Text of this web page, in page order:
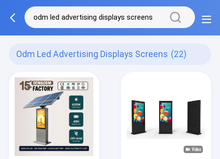
Odm Led Advertising Displays Screens (22)